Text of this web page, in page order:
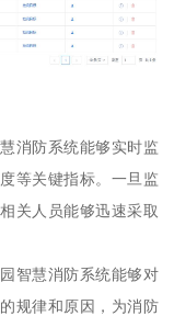
消防系统能够实时监
等关键指标。一旦监
关人员能够迅速采取
智慧消防系统能够对
规律和原因，为消防